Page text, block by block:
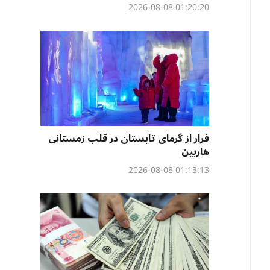
01:20:20 2026-08-08
فرار از گرمای تابستان در قلب زمستانی
هاربین
01:13:13 2026-08-08